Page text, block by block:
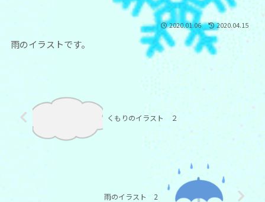
2020.01.06 2020.04.15
雨のイラストです。
くもりのイラスト ２
雨のイラスト 2